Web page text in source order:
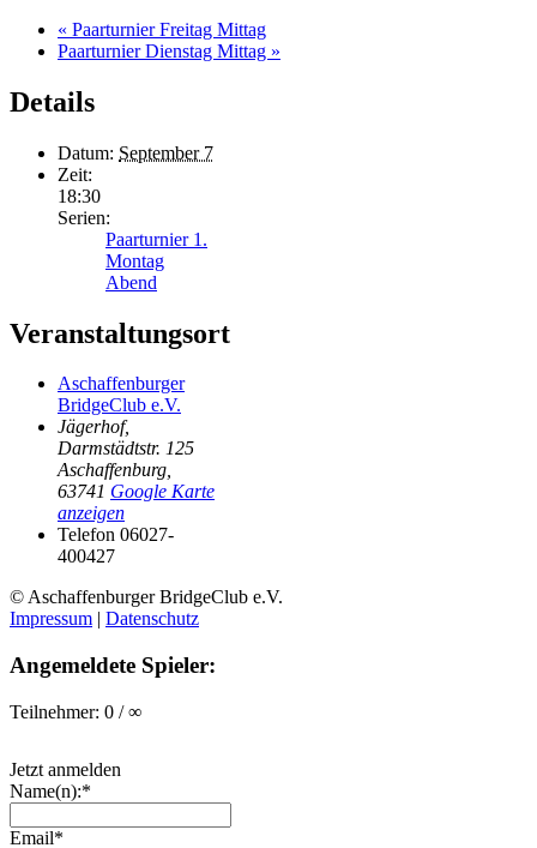
« Paarturnier Freitag Mittag
Paarturnier Dienstag Mittag »
Details
Datum: September 7
Zeit:
18:30
Serien:
Paarturnier 1.
Montag
Abend
Veranstaltungsort
Aschaffenburger
BridgeClub e.V.
Jägerhof,
Darmstädtstr. 125
Aschaffenburg,
63741 Google Karte
anzeigen
Telefon 06027-
400427
© Aschaffenburger BridgeClub e.V.
Impressum | Datenschutz
Angemeldete Spieler:
Teilnehmer: 0 / ∞
Jetzt anmelden
Name(n):*
Email*